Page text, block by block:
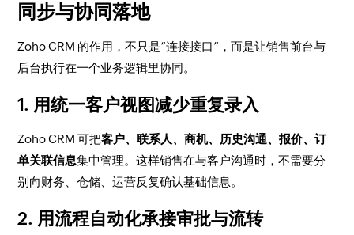
同步与协同落地
Zoho CRM 的作用，不只是“连接接口”，而是让销售前台与
后台执行在一个业务逻辑里协同。
1. 用统一客户视图减少重复录入
Zoho CRM 可把客户、联系人、商机、历史沟通、报价、订
单关联信息集中管理。这样销售在与客户沟通时，不需要分
别向财务、仓储、运营反复确认基础信息。
2. 用流程自动化承接审批与流转